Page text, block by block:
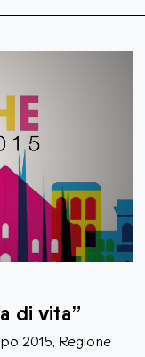
di vita”
2015, Regione